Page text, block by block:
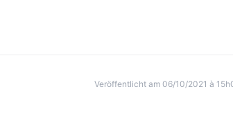
Veröffentlicht am 06/10/2021 à